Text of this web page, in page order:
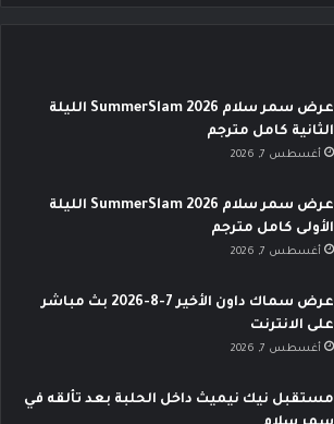
عرض سمر سلام SummerSlam 2026 الليلة
الثانية كامل مترجم
أغسطس 7, 2026
عرض سمر سلام SummerSlam 2026 الليلة
الأولى كامل مترجم
أغسطس 7, 2026
عرض سماك داون الأخير 7-8-2026 بث مباشر
على الانترنت
أغسطس 7, 2026
مستقبل نيك نيميث داخل الحلبة بعد تألقه في